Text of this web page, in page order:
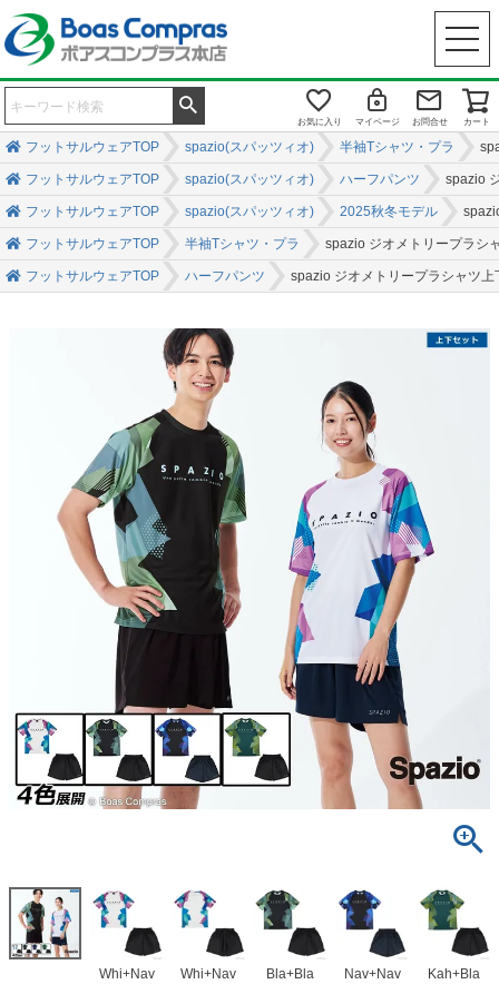
お気に入り マイページ お問合せ カート
フットサルウェアTOP spazio(スパッツィオ) 半袖Tシャツ・プラ
フットサルウェアTOP spazio(スパッツィオ) ハーフパンツ spazio
フットサルウェアTOP spazio(スパッツィオ) 2025秋冬モデル
フットサルウェアTOP 半袖Tシャツ・プラ spazio ジオメトリープラシ
フットサルウェアTOP ハーフパンツ spazio ジオメトリープラシャツ上
Whi+Nav Whi+Nav Bla+Bla Nav+Nav Kah+Bla